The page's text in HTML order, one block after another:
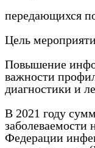
передающихся
Цель
Повышение
важности
диагностики и
В 2021 году
заболеваемости
Федерации